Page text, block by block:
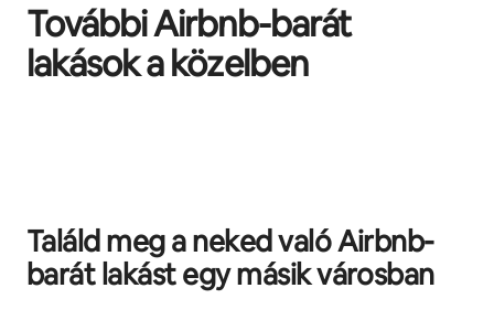
További Airbnb-barát
lakások a közelben
Találd meg a neked való Airbnb-
barát lakást egy másik városban